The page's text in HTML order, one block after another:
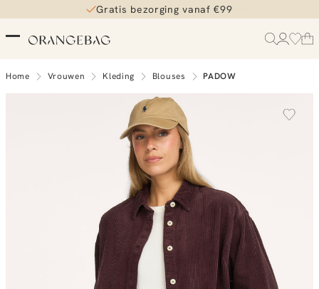
Gratis bezorging vanaf €99
Home Vrouwen Kleding Blouses PADOW